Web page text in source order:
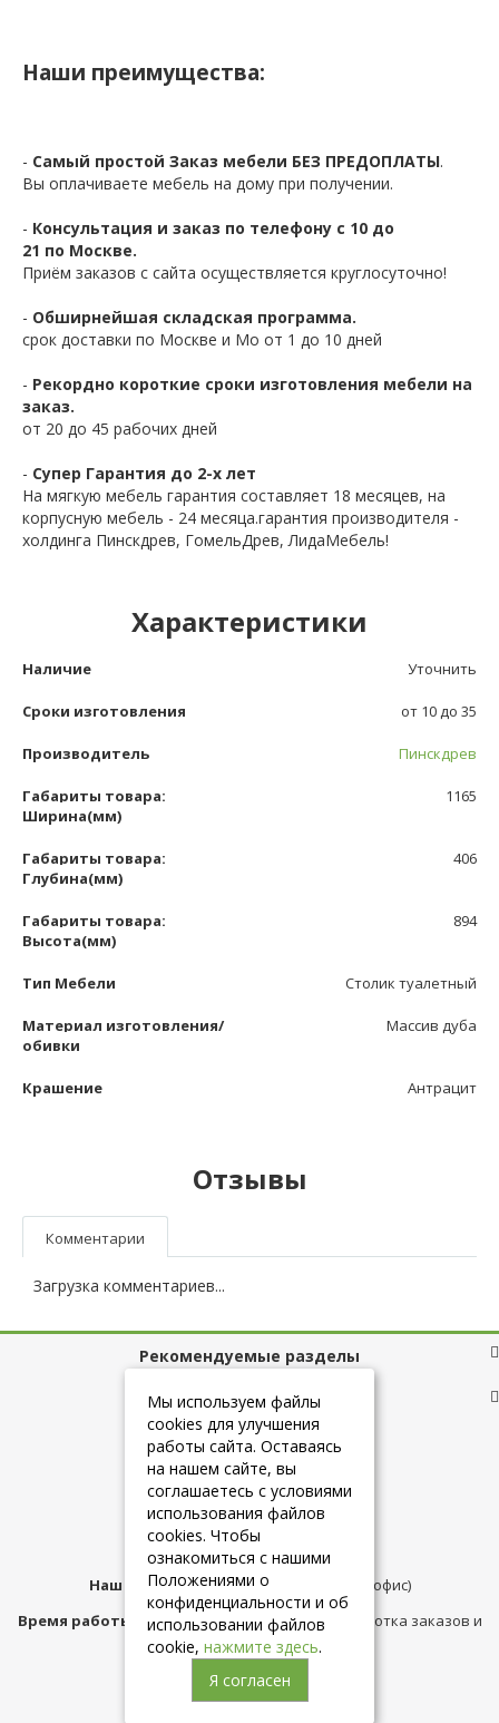
Наши преимущества:
- Самый простой Заказ мебели БЕЗ ПРЕДОПЛАТЫ.
Вы оплачиваете мебель на дому при получении.
- Консультация и заказ по телефону с 10 до
21 по Москве.
Приём заказов с сайта осуществляется круглосуточно!
- Обширнейшая складская программа.
срок доставки по Москве и Мо от 1 до 10 дней
- Рекордно короткие сроки изготовления мебели на
заказ.
от 20 до 45 рабочих дней
- Супер Гарантия до 2-х лет
На мягкую мебель гарантия составляет 18 месяцев, на
корпусную мебель - 24 месяца.гарантия производителя -
холдинга Пинскдрев, ГомельДрев, ЛидаМебель!
Характеристики
Наличие Уточнить
Сроки изготовления от 10 до 35
Производитель Пинскдрев
Габариты товара:
Ширина(мм)
1165
Габариты товара:
Глубина(мм)
406
Габариты товара:
Высота(мм)
894
Тип Мебели Столик туалетный
Материал изготовления/
обивки
Массив дуба
Крашение Антрацит
Отзывы
Комментарии
Загрузка комментариев...
Рекомендуемые разделы
Полезные ссылки
+7 (925) 084-10-60
Наш адрес:Москва,ул.Плещеева д.12 (офис)
Время работы магазина:с 10:00 до 21:00 (обработка заказов и
консультация)
Мы используем файлы
cookies для улучшения
работы сайта. Оставаясь
на нашем сайте, вы
соглашаетесь с условиями
использования файлов
cookies. Чтобы
ознакомиться с нашими
Положениями о
конфиденциальности и об
использовании файлов
cookie, нажмите здесь.
Я согласен